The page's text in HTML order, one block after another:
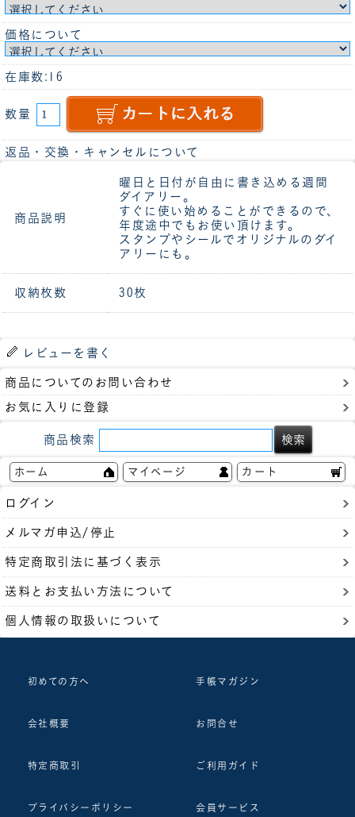
価格について
在庫数:16
数量
返品・交換・キャンセルについて
商品説明
曜日と日付が自由に書き込める週間
ダイアリー。
すぐに使い始めることができるので、
年度途中でもお使い頂けます。
スタンプやシールでオリジナルのダイ
アリーにも。
収納枚数 30枚
レビューを書く
商品についてのお問い合わせ
お気に入りに登録
商品検索
ホーム マイページ カート
ログイン
メルマガ申込/停止
特定商取引法に基づく表示
送料とお支払い方法について
個人情報の取扱いについて
初めての方へ 手帳マガジン
会社概要 お問合せ
特定商取引 ご利用ガイド
プライバシーポリシー 会員サービス